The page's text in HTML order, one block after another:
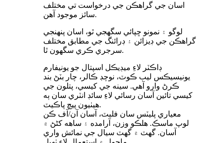
اسان جي گراهڪن جي درخواست تي مختلف
سائز موجود آهن.
لوگو ۽ نمونو ڇپائي سگھجي ٿو، اسان پنھنجي
گراهڪن جي ڊيزائن ۽ ڊرائنگ جي مطابق مختلف
سرجري ڪري سگھون ٿا.
ڊاڪٽر لاءِ ميڊيڪل اسپتال جو يونيفارم
يونيسيڪس ليب ڪوٽ، نوچڊ ڪالر، چار بٽڻ بند
ڪرڻ وارو آهي. سينه جي کيسي، پتلون جي
کيسي تائين آسان رسائي لاءِ سائڊ انٽري سان ٻه
هيٺيون پيچ پاڪيٽ.
معياري پليٽس سان فليٽ، آسان آن/آف ڪن
لوپ ماسڪ. هلڪو وزن، آرامده ۽ ساهه کڻڻ ۾
آسان. گهٽ ۾ گهٽ سيال جي نمائش واري